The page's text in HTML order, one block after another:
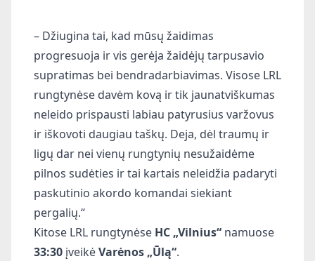
– Džiugina tai, kad mūsų žaidimas
progresuoja ir vis gerėja žaidėjų tarpusavio
supratimas bei bendradarbiavimas. Visose LRL
rungtynėse davėm kovą ir tik jaunatviškumas
neleido prispausti labiau patyrusius varžovus
ir iškovoti daugiau taškų. Deja, dėl traumų ir
ligų dar nei vienų rungtynių nesužaidėme
pilnos sudėties ir tai kartais neleidžia padaryti
paskutinio akordo komandai siekiant
pergalių.“
Kitose LRL rungtynėse HC „Vilnius“ namuose
33:30 įveikėVarėnos „Ūlą“.